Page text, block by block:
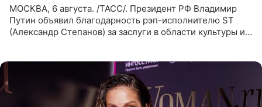
МОСКВА, 6 августа. /ТАСС/. Президент РФ Владимир
Путин объявил благодарность рэп-исполнителю ST
(Александр Степанов) за заслуги в области культуры и